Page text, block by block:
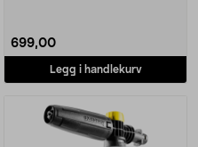
699,00
Legg i handlekurv